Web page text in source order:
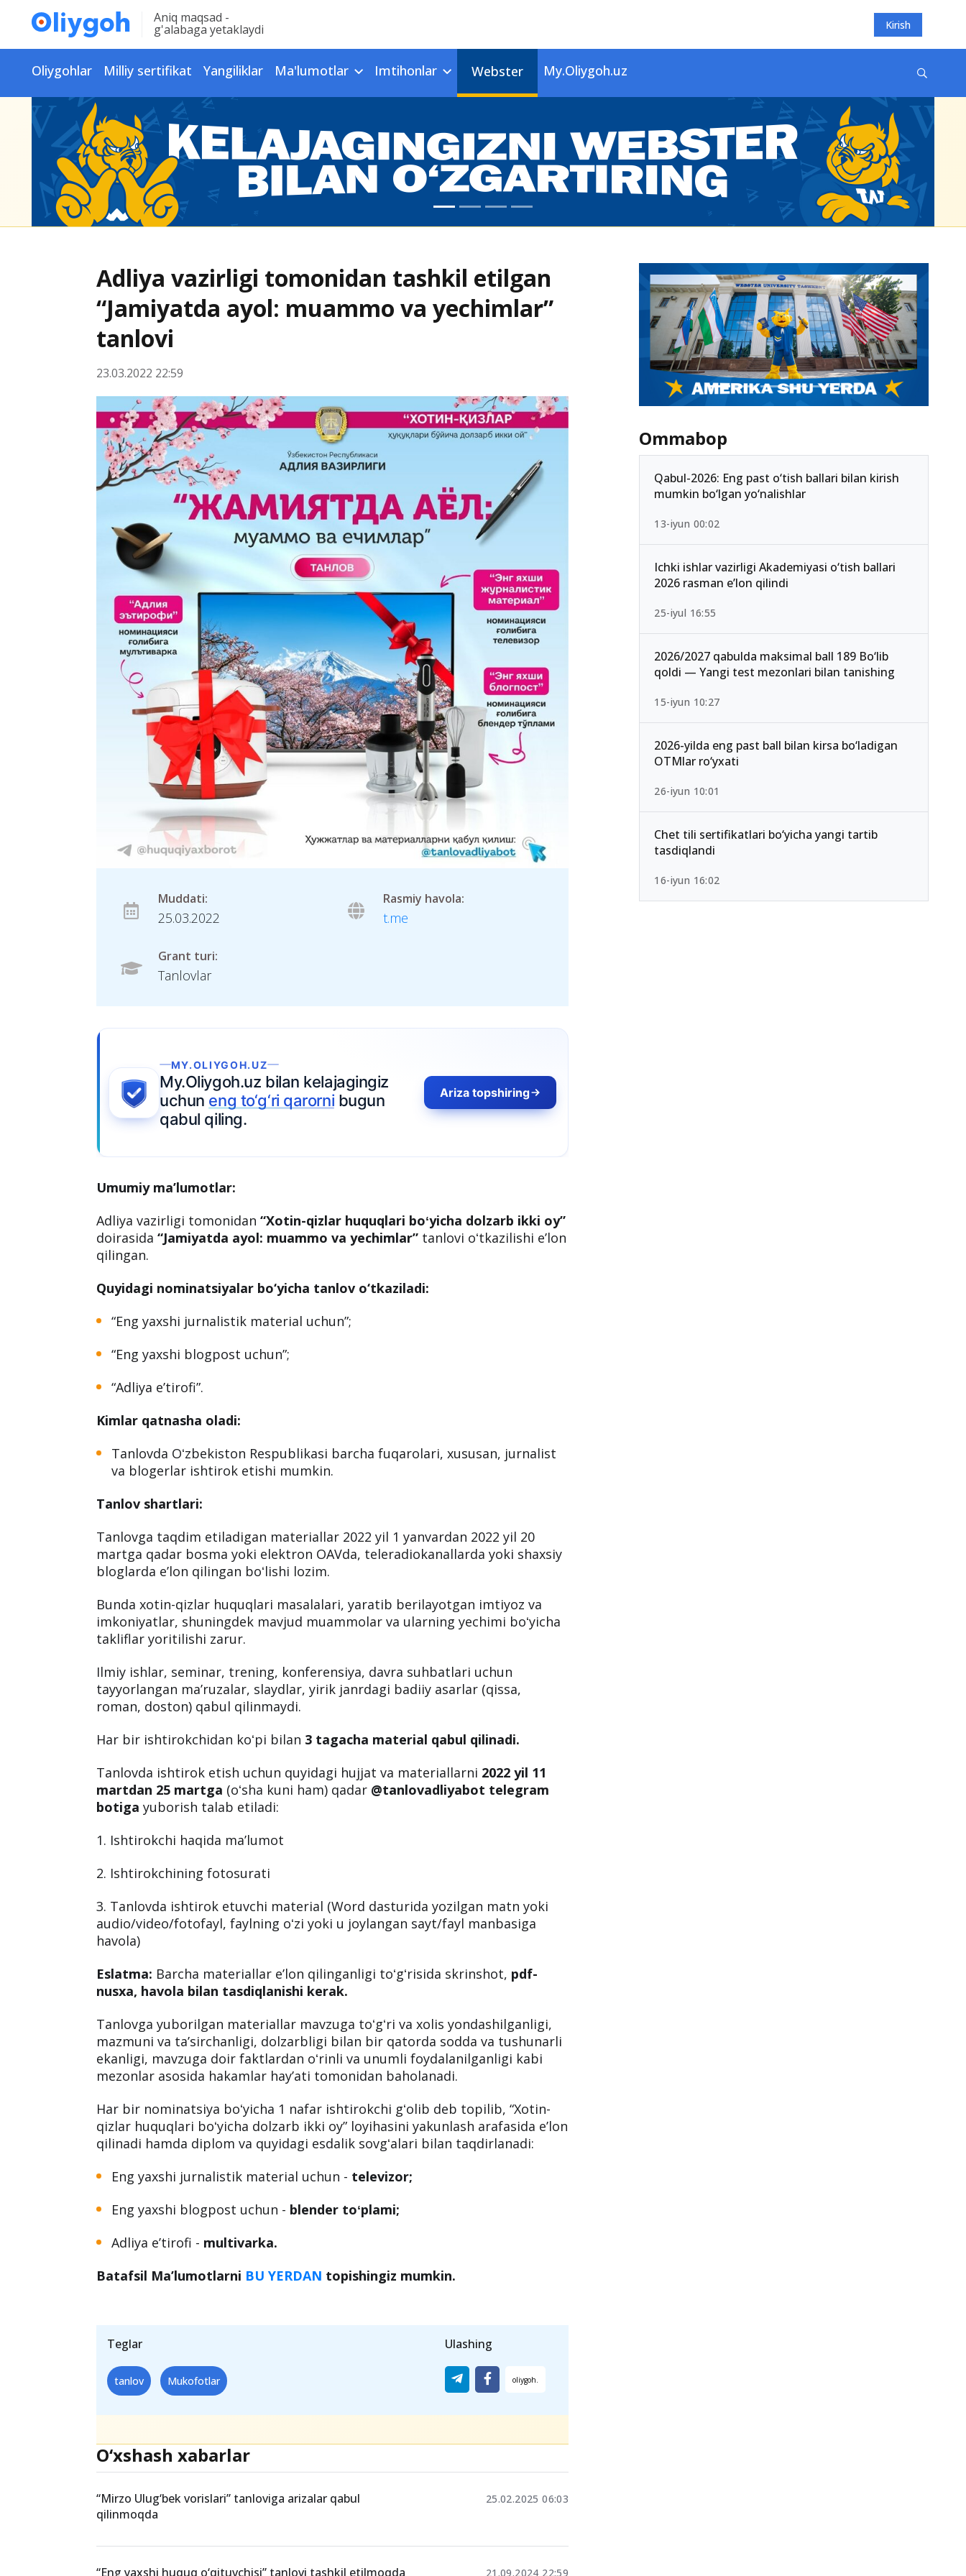
Aniq maqsad -
g'alabaga yetaklaydi Kirish
Oliygohlar Milliy sertifikat Yangiliklar Ma'lumotlar Imtihonlar Webster My.Oliygoh.uz
Adliya vazirligi tomonidan tashkil etilgan
“Jamiyatda ayol: muammo va yechimlar”
tanlovi
23.03.2022 22:59
Muddati:
25.03.2022
Rasmiy havola:
t.me
Grant turi:
Tanlovlar
Umumiy ma’lumotlar:
Adliya vazirligi tomonidan“Xotin-qizlar huquqlari boʻyicha dolzarb ikki oy”
qilingan.
Quyidagi nominatsiyalar bo‘yicha tanlov o‘tkaziladi:
“Eng yaxshi jurnalistik material uchun”;
“Eng yaxshi blogpost uchun”;
Tanlovda Oʻzbekiston Respublikasi barcha fuqarolari, xususan, jurnalist
va blogerlar ishtirok etishi mumkin.
Tanlov shartlari:
Tanlovga taqdim etiladigan materiallar 2022 yil 1 yanvardan 2022 yil 20
bloglarda eʼlon qilingan boʻlishi lozim.
Bunda xotin-qizlar huquqlari masalalari, yaratib berilayotgan imtiyoz va
takliflar yoritilishi zarur.
Ilmiy ishlar, seminar, trening, konferensiya, davra suhbatlari uchun
tayyorlangan maʼruzalar, slaydlar, yirik janrdagi badiiy asarlar (qissa,
roman, doston) qabul qilinmaydi.
Har bir ishtirokchidan koʻpi bilan
Tanlovda ishtirok etish uchun quyidagi hujjat va materiallarni
botigayuborish talab etiladi:
1. Ishtirokchi haqida maʼlumot
2. Ishtirokchining fotosurati
audio/video/fotofayl, faylning oʻzi yoki u joylangan sayt/fayl manbasiga
havola)
Eslatma: Barcha materiallar eʼlon qilinganligi toʻgʻrisida skrinshot,
Tanlovga yuborilgan materiallar mavzuga toʻgʻri va xolis yondashilganligi,
mazmuni va taʼsirchanligi, dolzarbligi bilan bir qatorda sodda va tushunarli
mezonlar asosida hakamlar hayʼati tomonidan baholanadi.
Har bir nominatsiya boʻyicha 1 nafar ishtirokchi gʻolib deb topilib, “Xotin-
qilinadi hamda diplom va quyidagi esdalik sovgʻalari bilan taqdirlanadi:
Eng yaxshi jurnalistik material uchun -televizor;
Adliya eʼtirofi -
Batafsil Ma’lumotlarni
topishingiz mumkin.
Teglar Ulashing
Ommabop
Qabul-2026: Eng past o‘tish ballari bilan kirish
mumkin bo‘lgan yo‘nalishlar
13-iyun 00:02
Ichki ishlar vazirligi Akademiyasi o‘tish ballari
2026 rasman e’lon qilindi
25-iyul 16:55
2026/2027 qabulda maksimal ball 189 Bo‘lib
qoldi — Yangi test mezonlari bilan tanishing
15-iyun 10:27
2026-yilda eng past ball bilan kirsa bo‘ladigan
OTMlar ro‘yxati
26-iyun 10:01
Chet tili sertifikatlari bo‘yicha yangi tartib
tasdiqlandi
16-iyun 16:02